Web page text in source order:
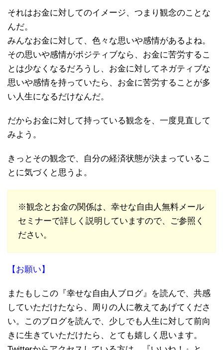
それはお金に対してのイメージ、つまり観念のことな
んだ。
みんなお金に対して、色々な思いや感情があるよね。
その思いや感情がポジティブなら、お金に苦労するこ
とは少なくなるだろうし、お金に対してネガティブな
思いや感情を持っていたら、お金に苦労することが多
い人生になるだけなんだ。
だからお金に対して持っている観念を、一度見直して
みよう。
きっとその観念で、自分の経済状態が決まっているこ
とに気づくと思うよ。
※観念とお金の関係は、幸せな自由人無料メール
セミナーで詳しく説明していますので、ご参照く
ださい。
【お願い】
またもしこの『幸せな自由人ブログ』を読んで、共感
していただけたなら、周りの人に教えてあげてくださ
い。このブログを読んで、少しでも人生に対して前向
きに生きていただけたら、とても嬉しく思います。